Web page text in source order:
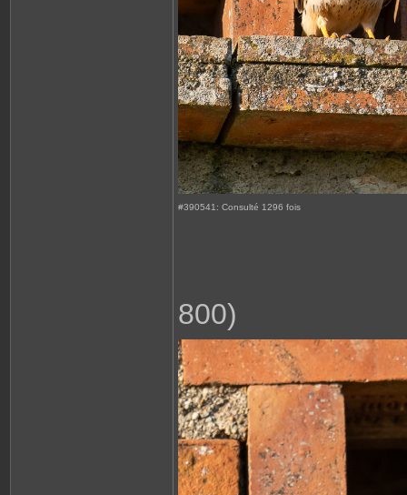
#390541: Consulté 1296 fois
800)